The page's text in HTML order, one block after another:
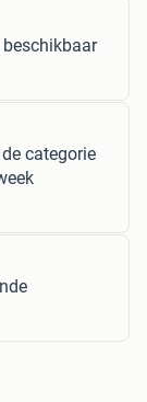
beschikbaar
categorie